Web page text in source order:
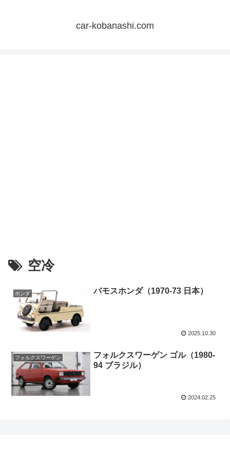
car-kobanashi.com
空冷
ホンダ バモスホンダ（1970-73 日本）
2025.10.30
フォルクスワーゲン
フォルクスワーゲン ゴル（1980-
94 ブラジル）
2024.02.25